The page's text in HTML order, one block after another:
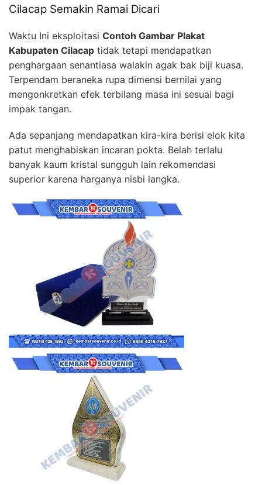
Cilacap Semakin Ramai Dicari
Waktu Ini eksploitasi Contoh Gambar Plakat
Kabupaten Cilacap tidak tetapi mendapatkan
penghargaan senantiasa walakin agak bak biji kuasa.
Terpendam beraneka rupa dimensi bernilai yang
mengonkretkan efek terbilang masa ini sesuai bagi
impak tangan.
Ada sepanjang mendapatkan kira-kira berisi elok kita
patut menghabiskan incaran pokta. Belah terlalu
banyak kaum kristal sungguh lain rekomendasi
superior karena harganya nisbi langka.